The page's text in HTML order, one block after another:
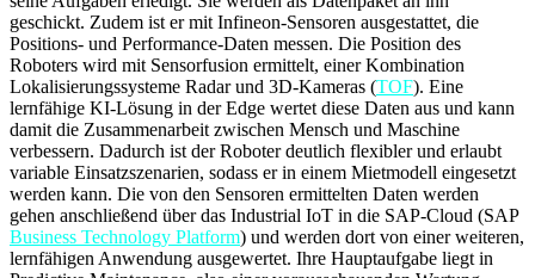
geschickt. Zudem ist er mit Infineon-Sensoren ausgestattet, die
Positions- und Performance-Daten messen. Die Position des
Roboters wird mit Sensorfusion ermittelt, einer Kombination
Lokalisierungssysteme Radar und 3D-Kameras (TOF). Eine
lernfähige KI-Lösung in der Edge wertet diese Daten aus und kann
damit die Zusammenarbeit zwischen Mensch und Maschine
verbessern. Dadurch ist der Roboter deutlich flexibler und erlaubt
variable Einsatzszenarien, sodass er in einem Mietmodell eingesetzt
werden kann. Die von den Sensoren ermittelten Daten werden
gehen anschließend über das Industrial IoT in die SAP-Cloud (SAP
Business Technology Platform) und werden dort von einer weiteren,
lernfähigen Anwendung ausgewertet. Ihre Hauptaufgabe liegt in